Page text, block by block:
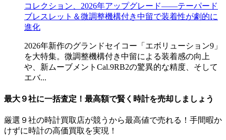
コレクション、2026年アップグレード――テーパード
ブレスレット＆微調整機構付き中留で装着性が劇的に
進化
2026年新作のグランドセイコー「エボリューション9」
を大特集。微調整機構付き中留による装着感の向上
や、新ムーブメントCal.9RB2の驚異的な精度、そして
エバ...
最大９社に一括査定！ 最高額で賢く時計を売却しましょう
厳選９社の時計買取店が競うから最高値で売れる！手間暇か
けずに時計の高価買取を実現！